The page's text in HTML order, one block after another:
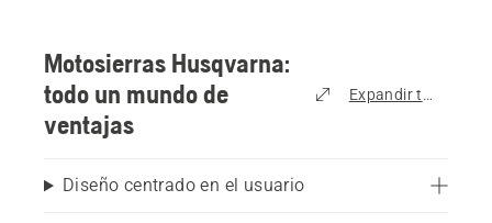
Motosierras Husqvarna:
todo un mundo de
ventajas
Expandir todo
Diseño centrado en el usuario